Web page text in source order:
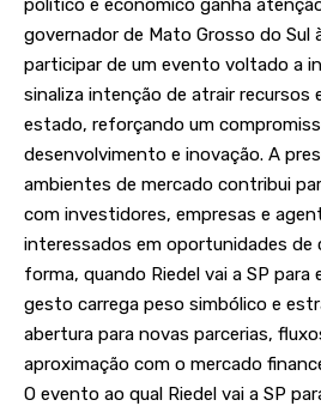
político e econômico ganha
governador de Mato Grosso do Sul
participar de um evento voltado a
sinaliza intenção de atrair recursos
estado, reforçando um
desenvolvimento e inovação. A
ambientes de mercado contribui
com investidores, empresas e
interessados em oportunidades de
forma, quando Riedel vai a SP
gesto carrega peso simbólico e
abertura para novas parcerias,
aproximação com o mercado
O evento ao qual Riedel vai a SP